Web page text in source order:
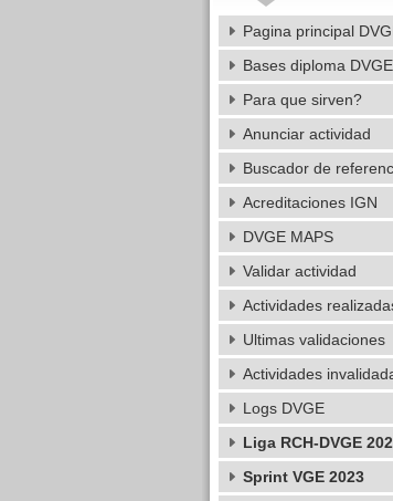
Pagina principal
Bases diploma DVGE
Para que sirven?
Anunciar actividad
Buscador de
Acreditaciones IGN
DVGE MAPS
Validar actividad
Actividades
Ultimas validaciones
Actividades
Logs DVGE
Liga RCH-DVGE
Sprint VGE 2023